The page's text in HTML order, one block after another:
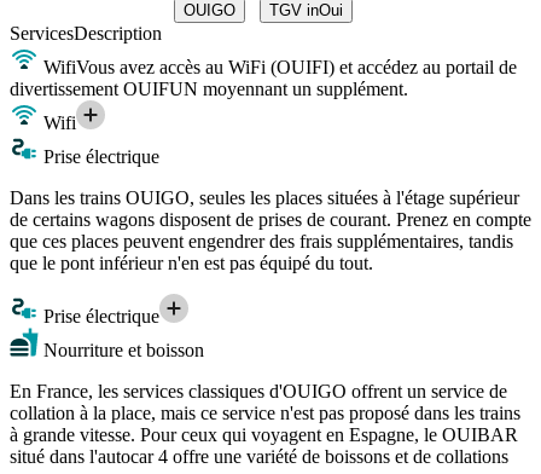
OUIGO TGV inOui
ServicesDescription
WifiVous avez accès au WiFi (OUIFI) et accédez au portail de
divertissement OUIFUN moyennant un supplément.
Wifi
Prise électrique
Dans les trains OUIGO, seules les places situées à l'étage supérieur
de certains wagons disposent de prises de courant. Prenez en compte
que ces places peuvent engendrer des frais supplémentaires, tandis
que le pont inférieur n'en est pas équipé du tout.
Prise électrique
Nourriture et boisson
En France, les services classiques d'OUIGO offrent un service de
collation à la place, mais ce service n'est pas proposé dans les trains
à grande vitesse. Pour ceux qui voyagent en Espagne, le OUIBAR
situé dans l'autocar 4 offre une variété de boissons et de collations